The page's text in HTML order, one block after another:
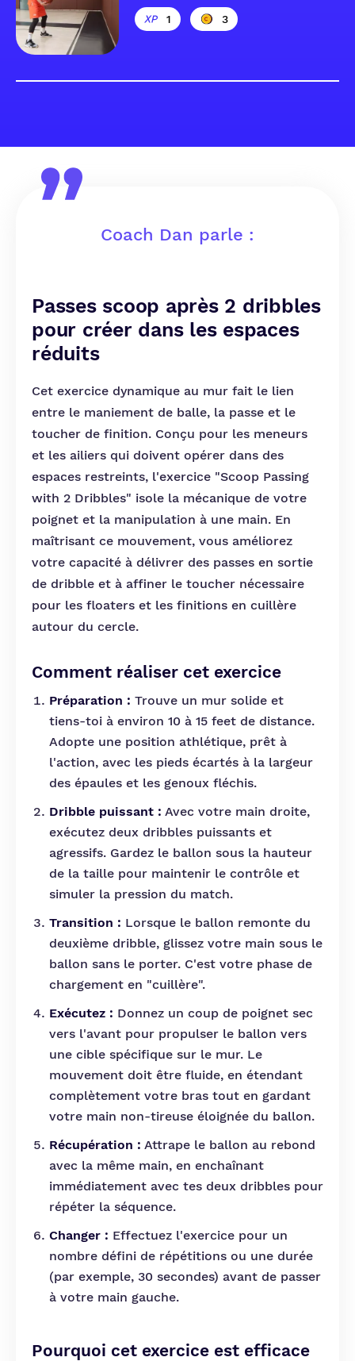
1 3
Coach Dan parle :
Passes scoop après 2 dribbles
pour créer dans les espaces
réduits
Cet exercice dynamique au mur fait le lien
entre le maniement de balle, la passe et le
toucher de finition. Conçu pour les meneurs
et les ailiers qui doivent opérer dans des
espaces restreints, l'exercice "Scoop Passing
with 2 Dribbles" isole la mécanique de votre
poignet et la manipulation à une main. En
maîtrisant ce mouvement, vous améliorez
votre capacité à délivrer des passes en sortie
de dribble et à affiner le toucher nécessaire
pour les floaters et les finitions en cuillère
autour du cercle.
Comment réaliser cet exercice
Préparation : Trouve un mur solide et
tiens-toi à environ 10 à 15 feet de distance.
Adopte une position athlétique, prêt à
l'action, avec les pieds écartés à la largeur
des épaules et les genoux fléchis.
Dribble puissant : Avec votre main droite,
exécutez deux dribbles puissants et
agressifs. Gardez le ballon sous la hauteur
de la taille pour maintenir le contrôle et
simuler la pression du match.
Transition : Lorsque le ballon remonte du
deuxième dribble, glissez votre main sous le
ballon sans le porter. C'est votre phase de
chargement en "cuillère".
Exécutez : Donnez un coup de poignet sec
vers l'avant pour propulser le ballon vers
une cible spécifique sur le mur. Le
mouvement doit être fluide, en étendant
complètement votre bras tout en gardant
votre main non-tireuse éloignée du ballon.
Récupération : Attrape le ballon au rebond
avec la même main, en enchaînant
immédiatement avec tes deux dribbles pour
répéter la séquence.
Changer : Effectuez l'exercice pour un
nombre défini de répétitions ou une durée
(par exemple, 30 secondes) avant de passer
à votre main gauche.
Pourquoi cet exercice est efficace